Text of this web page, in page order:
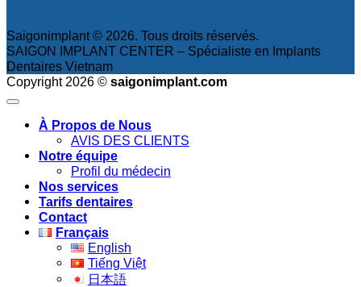
Saigonimplant © 2026. Tous droits réservés.
SAIGON IMPLANT CENTER – Spécialiste en Implants
Dentaires Vietnam
Copyright 2026 © saigonimplant.com
À Propos de Nous
AVIS DES CLIENTS
Notre équipe
Profil du médecin
Nos services
Tarifs dentaires
Contact
Français
English
Tiếng Việt
日本語